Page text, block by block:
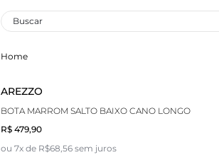
Home
AREZZO
BOTA MARROM SALTO BAIXO CANO LONGO
R$ 479,90
ou 7x de R$68,56 sem juros